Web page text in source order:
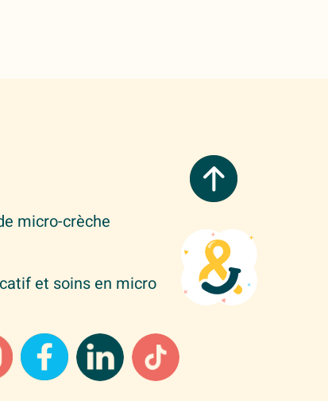
micro-crèche
et soins en micro